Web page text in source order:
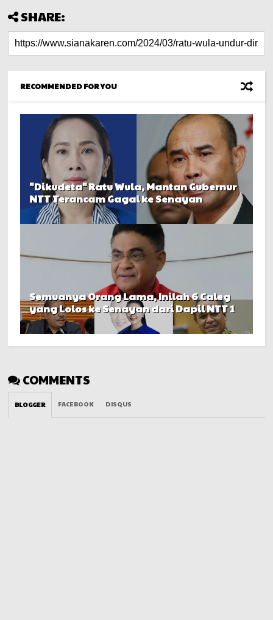
SHARE:
RECOMMENDED FOR YOU
"Dikudeta" Ratu Wula, Mantan Gubernur
NTT Terancam Gagal ke Senayan
Semuanya Orang Lama, Inilah 6 Caleg
yang Lolos ke Senayan dari Dapil NTT 1
COMMENTS
BLOGGER FACEBOOK DISQUS